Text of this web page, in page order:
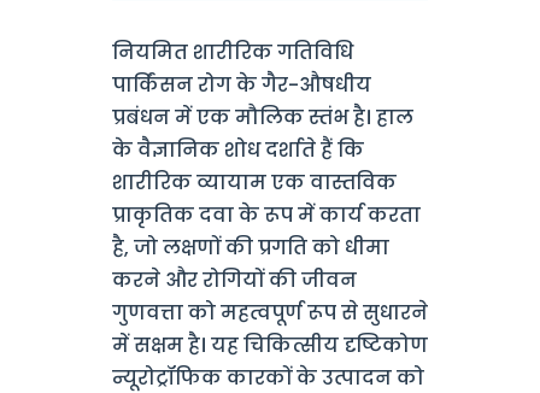
नियमित शारीरिक गतिविधि
पार्किंसन रोग के गैर-औषधीय
प्रबंधन में एक मौलिक स्तंभ है। हाल
के वैज्ञानिक शोध दर्शाते हैं कि
शारीरिक व्यायाम एक वास्तविक
प्राकृतिक दवा के रूप में कार्य करता
है, जो लक्षणों की प्रगति को धीमा
करने और रोगियों की जीवन
गुणवत्ता को महत्वपूर्ण रूप से सुधारने
में सक्षम है। यह चिकित्सीय दृष्टिकोण
न्यूरोट्रॉफिक कारकों के उत्पादन को